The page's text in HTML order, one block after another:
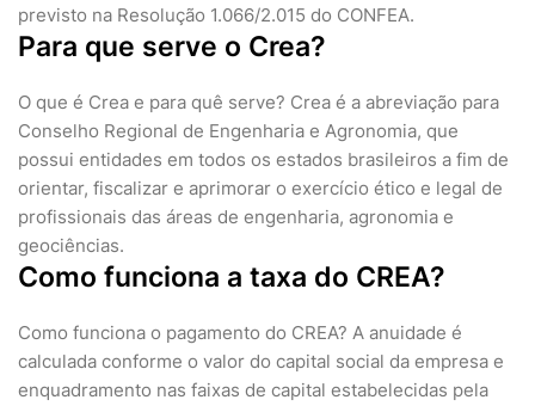
previsto na Resolução 1.066/2.015 do CONFEA.
Para que serve o Crea?
O que é Crea e para quê serve? Crea é a abreviação para
Conselho Regional de Engenharia e Agronomia, que
possui entidades em todos os estados brasileiros a fim de
orientar, fiscalizar e aprimorar o exercício ético e legal de
profissionais das áreas de engenharia, agronomia e
geociências.
Como funciona a taxa do CREA?
Como funciona o pagamento do CREA? A anuidade é
calculada conforme o valor do capital social da empresa e
enquadramento nas faixas de capital estabelecidas pela